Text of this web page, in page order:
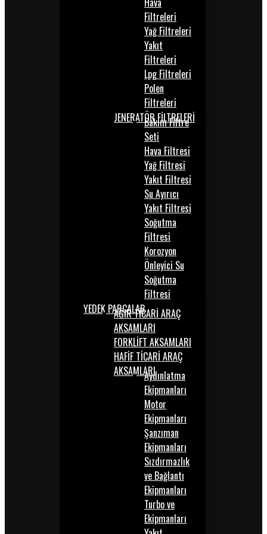
Filtreleri
Yağ Filtreleri
Yakıt
Filtreleri
Lpg Filtreleri
Polen
Filtreleri
JENERATÖR FİLTRELERİ
Bakım Filtre
Seti
Hava Filtresi
Yağ Filtresi
Yakıt Filtresi
Su Ayırıcı
Yakıt Filtresi
Soğutma
Filtresi
Korozyon
Önleyici Su
Soğutma
Filtresi
YEDEK PARÇALARAĞIR TİCARİ ARAÇ
AKSAMLARI
FORKLİFT AKSAMLARI
HAFİF TİCARİ ARAÇ
AKSAMLARIAydınlatma
Ekipmanları
Motor
Ekipmanları
Şanzıman
Ekipmanları
Sızdırmazlık
ve Bağlantı
Ekipmanları
Turbo ve
Ekipmanları